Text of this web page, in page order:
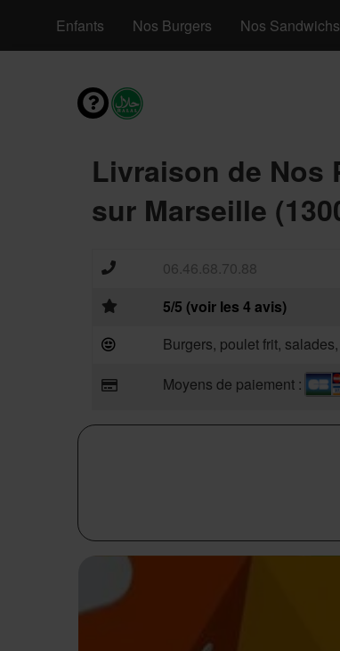
Menus Enfants Nos Burgers Nos Sandwichs
Livraison de Nos
sur Marseille
06.46.68.70.88
5/5 (voir les 4 avis)
Burgers, poulet frit,
Moyens de paiement :